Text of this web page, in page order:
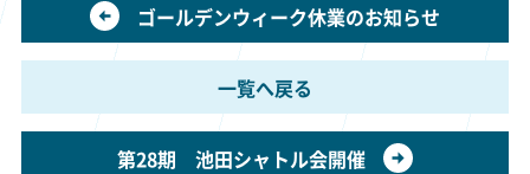
ゴールデンウィーク休業のお知らせ
一覧へ戻る
第28期 池田シャトル会開催